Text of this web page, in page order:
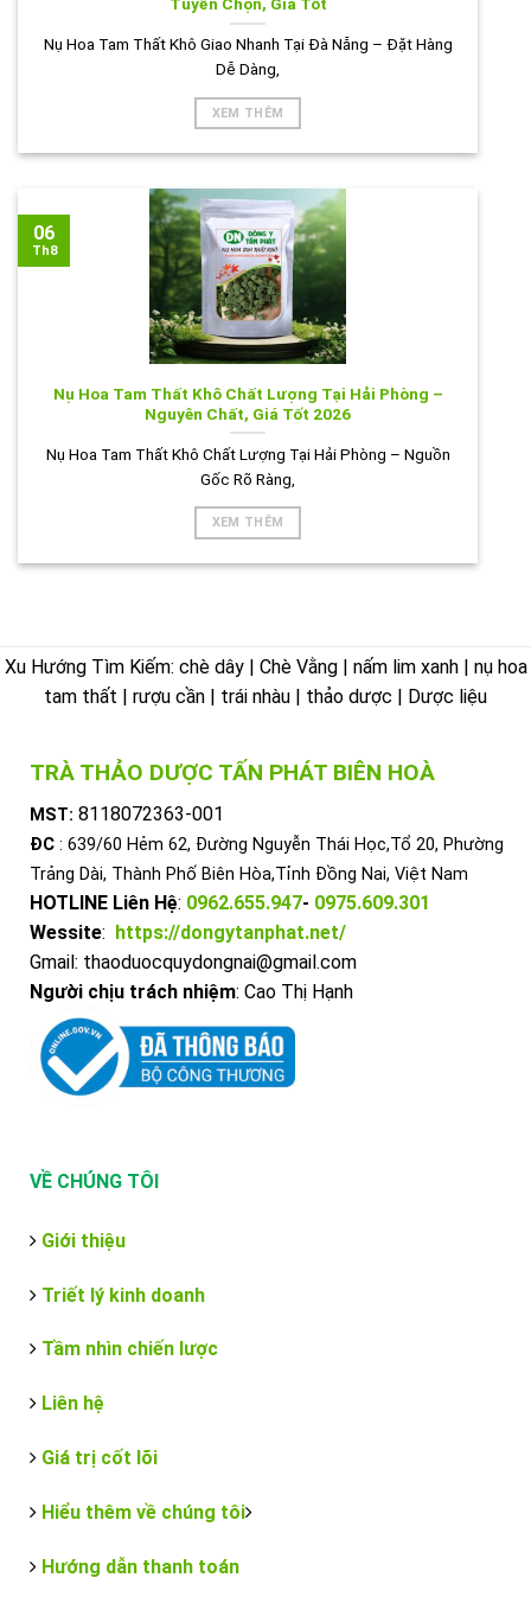
Nụ Hoa Tam Thất Khô Giao Nhanh Tại Đà Nẵng – Đặt Hàng
Dễ Dàng,
XEM THÊM
Nụ Hoa Tam Thất Khô Chất Lượng Tại Hải Phòng –
Nguyên Chất, Giá Tốt 2026
Nụ Hoa Tam Thất Khô Chất Lượng Tại Hải Phòng – Nguồn
Gốc Rõ Ràng,
XEM THÊM
06
Th8
Xu Hướng Tìm Kiếm: chè dây | Chè Vằng | nấm lim xanh | nụ hoa
tam thất | rượu cần | trái nhàu | thảo dược | Dược liệu
TRÀ THẢO DƯỢC TẤN PHÁT BIÊN HOÀ
MST: 8118072363-001
ĐC : 639/60 Hẻm 62, Đường Nguyễn Thái Học,Tổ 20, Phường
Trảng Dài, Thành Phố Biên Hòa,Tỉnh Đồng Nai, Việt Nam
HOTLINE Liên Hệ: 0962.655.947- 0975.609.301
Wessite: https://dongytanphat.net/
Gmail: thaoduocquydongnai@gmail.com
Người chịu trách nhiệm: Cao Thị Hạnh
VỀ CHÚNG TÔI
Giới thiệu
Triết lý kinh doanh
Tầm nhìn chiến lược
Liên hệ
Giá trị cốt lõi
Hiểu thêm về chúng tôi
Hướng dẫn thanh toán